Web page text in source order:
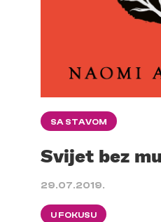
SA STAVOM
Svijet bez
29.07.2019.
U FOKUSU